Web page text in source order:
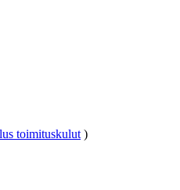
toimituskulut )